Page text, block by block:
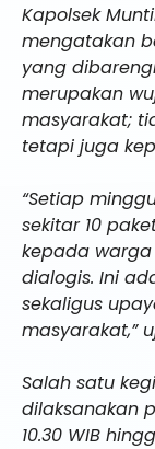
Kapolsek
mengatakan
yang
merupakan
masyarakat;
tetapi juga
“Setiap
sekitar 10
kepada
dialogis. Ini
sekaligus
masyarakat,”
Salah satu
dilaksanakan
10.30 WIB